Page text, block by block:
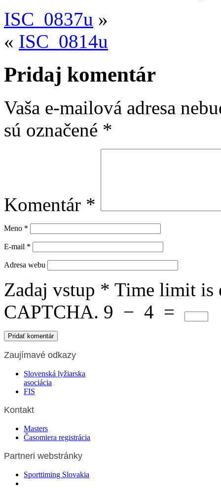
ISC_0837u »
« ISC_0814u
Pridaj komentár
Vaša e-mailová adresa
sú označené *
Komentár *
Meno *
E-mail *
Adresa webu
Zadaj vstup * Time limit is
CAPTCHA. 9 − 4 =
Zaujímavé odkazy
Slovenská lyžiarska
asociácia
FIS
Kontakt
Masters
Časomiera registrácia
Partneri webstránky
Sporttiming Slovakia